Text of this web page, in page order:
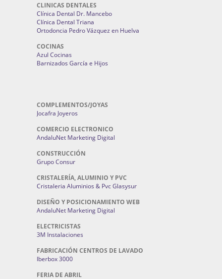
CLINICAS DENTALES
Clínica Dental Dr. Mancebo
Clínica Dental Triana
Ortodoncia Pedro Vázquez en Huelva
COCINAS
Azul Cocinas
Barnizados García e Hijos
COMPLEMENTOS/JOYAS
Jocafra Joyeros
COMERCIO ELECTRONICO
AndaluNet Marketing Digital
CONSTRUCCIÓN
Grupo Consur
CRISTALERÍA, ALUMINIO Y PVC
Cristaleria Aluminios & Pvc Glasysur
DISEÑO Y POSICIONAMIENTO WEB
AndaluNet Marketing Digital
ELECTRICISTAS
3M Instalaciones
FABRICACIÓN CENTROS DE LAVADO
Iberbox 3000
FERIA DE ABRIL